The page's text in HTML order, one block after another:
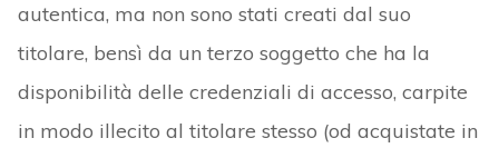
autentica, ma non sono stati creati dal suo
titolare, bensì da un terzo soggetto che ha la
disponibilità delle credenziali di accesso, carpite
in modo illecito al titolare stesso (od acquistate in